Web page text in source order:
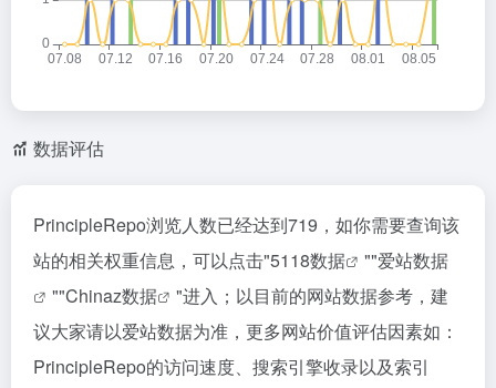
数据评估
PrincipleRepo浏览人数已经达到719，如你需要查询该
站的相关权重信息，可以点击"5118数据 ""爱站数据
""Chinaz数据
"进入；以目前的网站数据参考，建
议大家请以爱站数据为准，更多网站价值评估因素如：
PrincipleRepo的访问速度、搜索引擎收录以及索引